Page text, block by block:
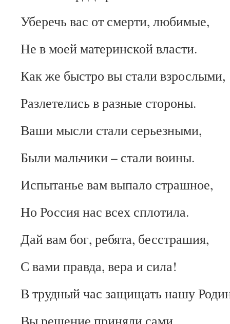
Уберечь вас от смерти, любимые,
Не в моей материнской власти.
Как же быстро вы стали взрослыми,
Разлетелись в разные стороны.
Ваши мысли стали серьезными,
Были мальчики – стали воины.
Испытанье вам выпало страшное,
Но Россия нас всех сплотила.
Дай вам бог, ребята, бесстрашия,
С вами правда, вера и сила!
В трудный час защищать нашу
Вы решение приняли сами.